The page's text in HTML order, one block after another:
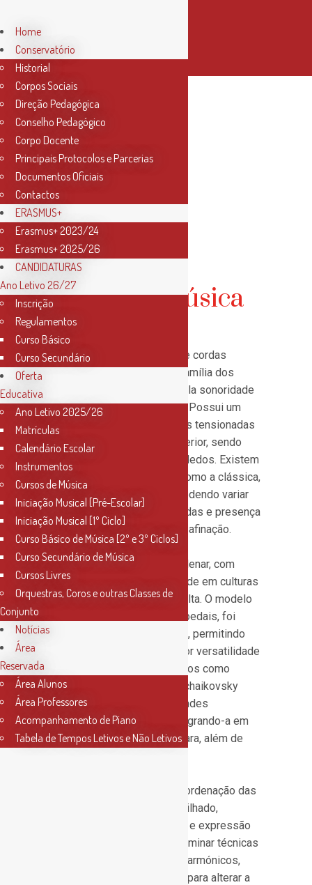
Harpa
Curso de música
A harpa é um instrumento de cordas
dedilhadas, pertencente à família dos
cordofones, reconhecido pela sonoridade
suave, etérea e ressonante. Possui um
quadro triangular com cordas tensionadas
entre a base e a coluna superior, sendo
tocada com as pontas dos dedos. Existem
diferentes tipos de harpa, como a clássica,
de concerto e de câmara, podendo variar
em tamanho, número de cordas e presença
de pedais para alteração da afinação.
A harpa tem uma história milenar, com
registros desde a Antiguidade em culturas
egípcia, mesopotâmica e celta. O modelo
moderno de concerto, com pedais, foi
desenvolvido no século XIX, permitindo
modulação cromática e maior versatilidade
tonal. Compositores clássicos como
Mozart, Debussy, Ravel e Tchaikovsky
exploraram suas possibilidades
harmónicas e tímbricas, integrando-a em
orquestras e peças de câmara, além de
O estudo da harpa exige coordenação das
duas mãos, controle do dedilhado,
precisão rítmica, articulação e expressão
dinâmica. O músico deve dominar técnicas
como glissandos, arpejos, harmónicos,
pizzicato e uso dos pedais para alterar a
Home
Conservatório
Historial
Corpos Sociais
Direção Pedagógica
Conselho Pedagógico
Corpo Docente
Principais Protocolos e Parcerias
Documentos Oficiais
Contactos
ERASMUS+
Erasmus+ 2023/24
Erasmus+ 2025/26
CANDIDATURAS
Ano Letivo 26/27
Inscrição
Regulamentos
Curso Básico
Curso Secundário
Oferta
Educativa
Ano Letivo 2025/26
Matrículas
Calendário Escolar
Instrumentos
Cursos de Música
Iniciação Musical [Pré-Escolar]
Iniciação Musical [1º Ciclo]
Curso Básico de Música [2º e 3º Ciclos]
Curso Secundário de Música
Cursos Livres
Orquestras, Coros e outras Classes de
Conjunto
Notícias
Área
Reservada
Área Alunos
Área Professores
Acompanhamento de Piano
Tabela de Tempos Letivos e Não Letivos